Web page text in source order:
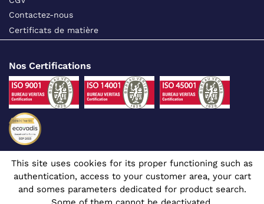
Contactez-nous
Certificats de matière
Nos Certifications
Suivez-nous sur les réseaux sociaux
This site uses cookies for its proper functioning such as
authentication, access to your customer area, your cart
and somes parameters dedicated for product search.